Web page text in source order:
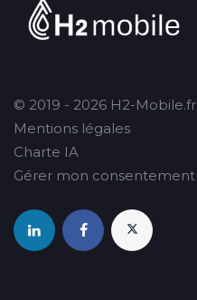
© 2019 - 2026 H2-Mobile.fr
Mentions légales
Charte IA
Gérer mon consentement